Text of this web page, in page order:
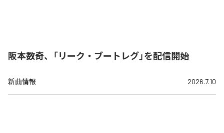
阪本数奇、「リーク・ブートレグ」を配信開始
新曲情報 2026.7.10